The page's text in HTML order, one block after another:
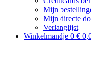
Mijn
Mijn directe
Verlanglijst
Winkelmandje 0 €